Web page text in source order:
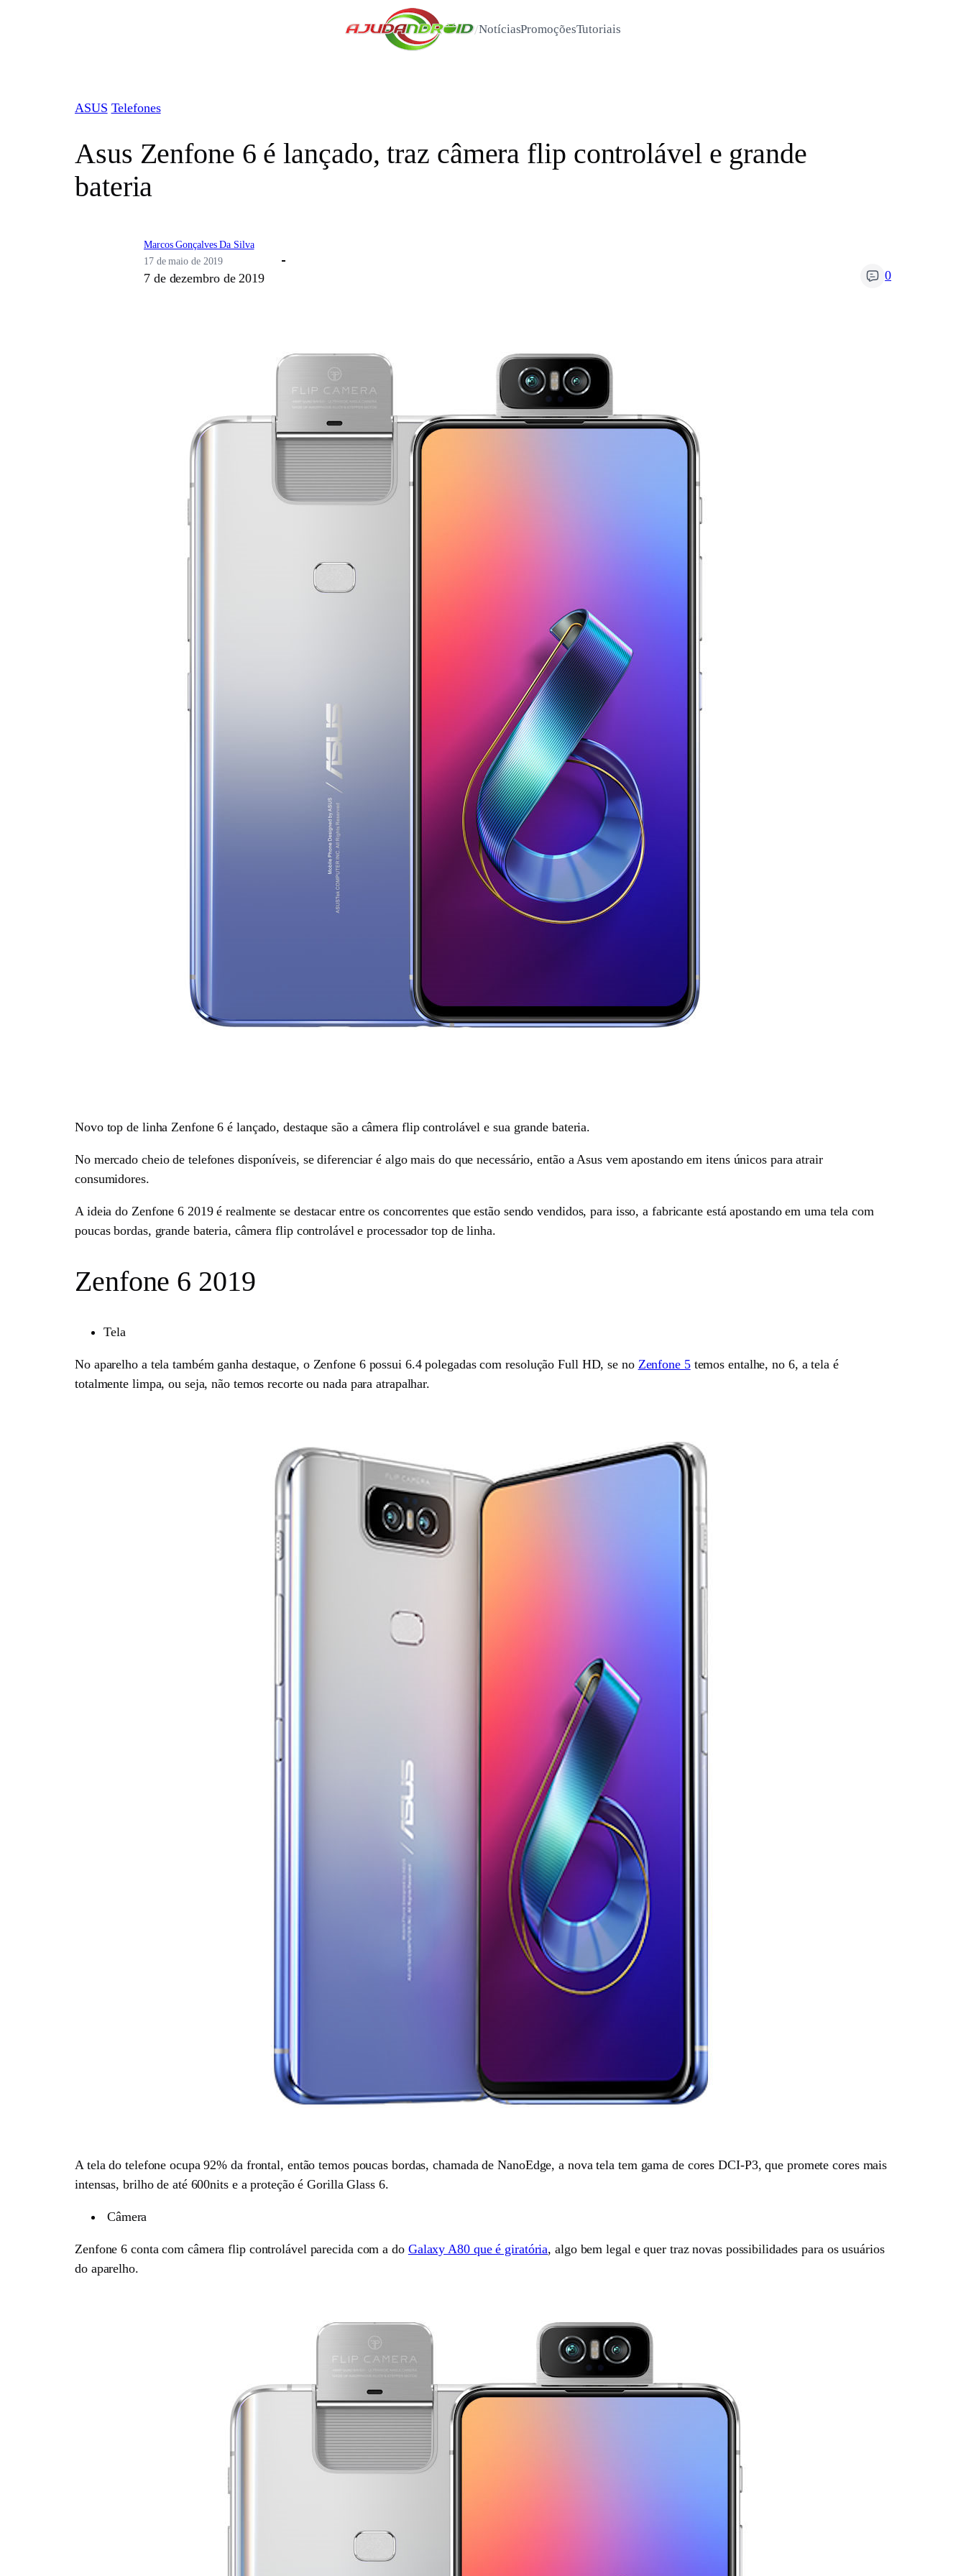
/NotíciasPromoçõesTutoriais
ASUS Telefones
Asus Zenfone 6 é lançado, traz câmera flip controlável e grande
bateria
Marcos Gonçalves Da Silva
17 de maio de 2019
7 de dezembro de 2019 0
Novo top de linha Zenfone 6 é lançado, destaque são a câmera flip controlável e sua grande bateria.
No mercado cheio de telefones disponíveis, se diferenciar é algo mais do que necessário, então a Asus vem apostando em itens únicos para atrair
consumidores.
A ideia do Zenfone 6 2019 é realmente se destacar entre os concorrentes que estão sendo vendidos, para isso, a fabricante está apostando em uma tela com
poucas bordas, grande bateria, câmera flip controlável e processador top de linha.
Zenfone 6 2019
Tela
No aparelho a tela também ganha destaque, o Zenfone 6 possui 6.4 polegadas com resolução Full HD, se no Zenfone 5temos entalhe, no 6, a tela é
totalmente limpa, ou seja, não temos recorte ou nada para atrapalhar.
A tela do telefone ocupa 92% da frontal, então temos poucas bordas, chamada de NanoEdge, a nova tela tem gama de cores DCI-P3, que promete cores mais
intensas, brilho de até 600nits e a proteção é Gorilla Glass 6.
Câmera
Zenfone 6 conta com câmera flip controlável parecida com a do Galaxy A80 que é giratória, algo bem legal e quer traz novas possibilidades para os usuários
do aparelho.